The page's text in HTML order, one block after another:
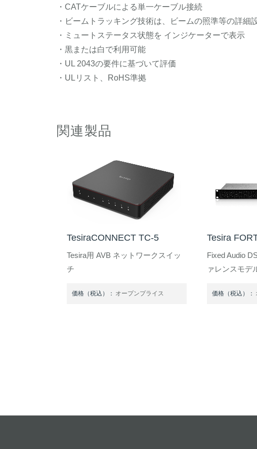
・CATケーブルによる単一ケーブル接続
・ビームトラッキング技術は、ビームの照準等の詳
・ミュートステータス状態を インジケーターで表示
・黒または白で利用可能
・UL 2043の要件に基づいて評価
・ULリスト、RoHS準拠
関連製品
TesiraCONNECT TC-5
Tesira用 AVB ネットワークスイッ
チ
価格（税込）： オープンプライス
Tesira
Fixed Audio
ァレンスモデ
価格（税込）：